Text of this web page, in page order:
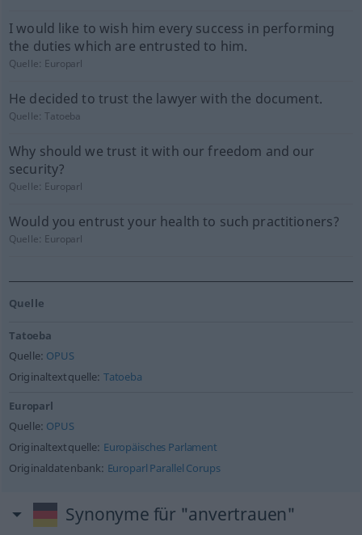
I would like to wish him every success in performing
the duties which are entrusted to him.
Quelle: Europarl
He decided to trust the lawyer with the document.
Quelle:Tatoeba
Why should we trust it with our freedom and our
security?
Quelle: Europarl
Would you entrust your health to such practitioners?
Quelle: Europarl
Quelle
Tatoeba
Quelle: OPUS
Originaltextquelle: Tatoeba
Europarl
Quelle: OPUS
Originaltextquelle: Europäisches Parlament
Originaldatenbank: Europarl Parallel Corups
Synonyme für "anvertrauen"